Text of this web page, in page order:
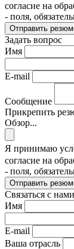
согласие на
- поля,
Отправить
Задать вопрос
Имя
E-mail
Сообщение
Прикрепить
Обзор...
Я принимаю
согласие на
- поля,
Отправить
Связаться с нами
Имя
E-mail
Ваша отрасль